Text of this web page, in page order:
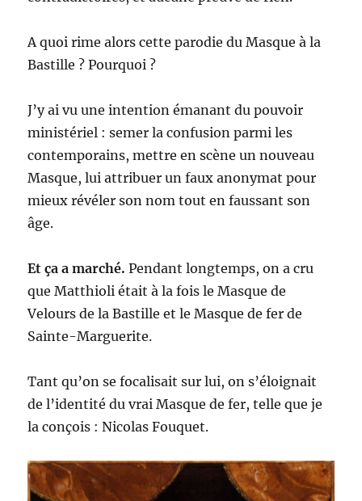
A quoi rime alors cette parodie du Masque à la
Bastille ? Pourquoi ?
J’y ai vu une intention émanant du pouvoir
ministériel : semer la confusion parmi les
contemporains, mettre en scène un nouveau
Masque, lui attribuer un faux anonymat pour
mieux révéler son nom tout en faussant son
âge.
Et ça a marché. Pendant longtemps, on a cru
que Matthioli était à la fois le Masque de
Velours de la Bastille et le Masque de fer de
Sainte-Marguerite.
Tant qu’on se focalisait sur lui, on s’éloignait
de l’identité du vrai Masque de fer, telle que je
la conçois : Nicolas Fouquet.